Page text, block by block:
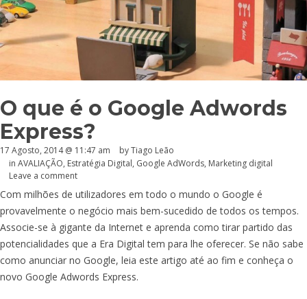
O que é o Google Adwords
Express?
17 Agosto, 2014 @ 11:47 am
by Tiago Leão
in AVALIAÇÃO, Estratégia Digital, Google AdWords, Marketing digital
Leave a comment
Com milhões de utilizadores em todo o mundo o Google é
provavelmente o negócio mais bem-sucedido de todos os tempos.
Associe-se à gigante da Internet e aprenda como tirar partido das
potencialidades que a Era Digital tem para lhe oferecer. Se não sabe
como anunciar no Google, leia este artigo até ao fim e conheça o
novo Google Adwords Express.